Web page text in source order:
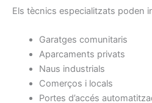
Els tècnics especialitzats poden
Garatges comunitaris
Aparcaments privats
Naus industrials
Comerços i locals
Portes d’accés